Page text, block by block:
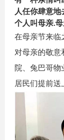
人任你肆意
个人叫母亲.
在母亲节来临
对母亲的敬意
院、兔巴哥
居民们提前送